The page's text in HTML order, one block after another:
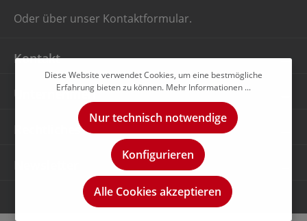
Oder über unser Kontaktformular.
Kontakt
Unternehmen
Rechtliches
Diese Website verwendet Cookies, um eine bestmögliche
Erfahrung bieten zu können. Mehr Informationen ...
Nur technisch notwendige
Konfigurieren
Alle Cookies akzeptieren